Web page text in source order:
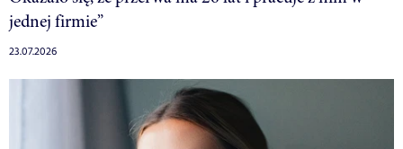
jednej firmie”
23.07.2026